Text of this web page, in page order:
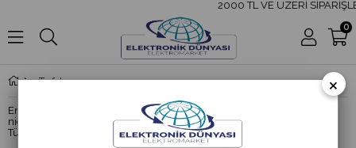
2000 TL VE ÜZERİ
0
Trafolar
Enerji iletiminde ve dağıtımında kullanılan trafolar, elektrik enerjisinin
niceliklerini dönüştürmeye yarar. Yani elektriksel bir devre elemanıdır.
Türkçe anlamı dönüştürücüdür.
×